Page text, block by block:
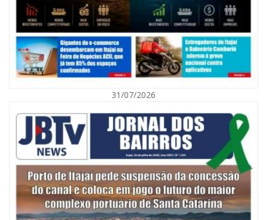
Defesa Civil de Itajaí alerta para chuva, ventos fortes e queda de
temperatura
ITAJAÍ
31/07/2026